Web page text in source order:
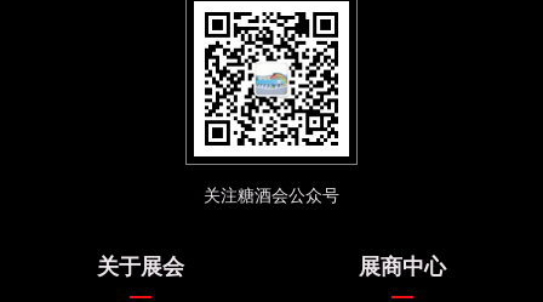
关注糖酒会公众号
关于展会 展商中心